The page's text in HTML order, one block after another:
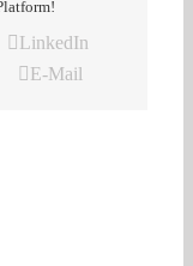
LinkedIn
E-Mail